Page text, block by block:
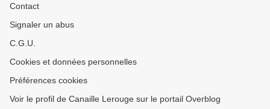
Contact
Signaler un abus
C.G.U.
Cookies et données personnelles
Préférences cookies
Voir le profil de Canaille Lerouge sur le portail Overblog